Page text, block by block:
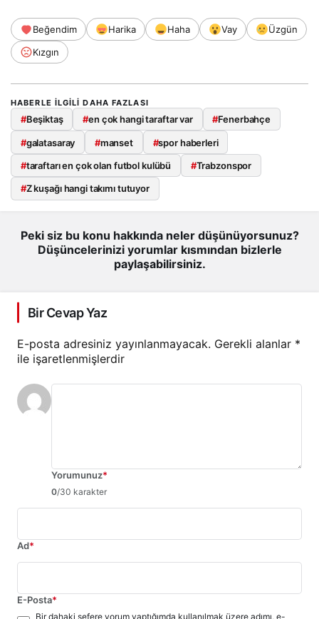
Beğendim Harika Haha Vay
Üzgün
Kızgın
HABERLE ILGILI DAHA FAZLASI
#Beşiktaş #en çok hangi taraftar var #Fenerbahçe
#galatasaray #manset #spor haberleri
#taraftarı en çok olan futbol kulübü #Trabzonspor
#Z kuşağı hangi takımı tutuyor
Peki siz bu konu hakkında neler düşünüyorsunuz?
Düşüncelerinizi yorumlar kısmından bizlerle
paylaşabilirsiniz.
Bir Cevap Yaz
E-posta adresiniz yayınlanmayacak. Gerekli alanlar *
ile işaretlenmişlerdir
Yorumunuz*
0/30 karakter
Ad*
E-Posta*
Bir dahaki sefere yorum yaptığımda kullanılmak üzere adımı, e-